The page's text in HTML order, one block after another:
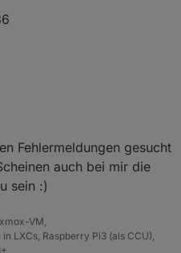
Fehlermeldungen gesucht
auch bei mir die
sein :)
VM,
LXCs, Raspberry Pi3 (als CCU),